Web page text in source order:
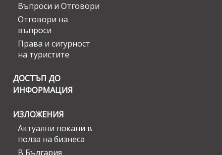
Въпроси и Отговори
Отговори на
въпроси
Права и сигурност
на туристите
ДОСТЪП ДО
ИНФОРМАЦИЯ
ИЗЛОЖЕНИЯ
Актуални покани в
полза на бизнеса
В България